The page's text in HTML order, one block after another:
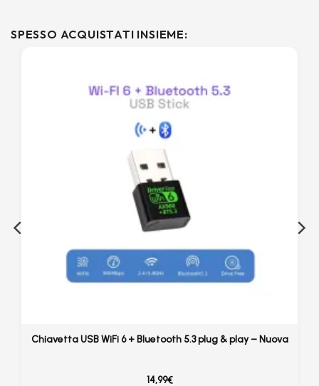
SPESSO ACQUISTATI INSIEME:
Chiavetta USB WiFi 6 + Bluetooth 5.3 plug & play – Nuova
14,99€